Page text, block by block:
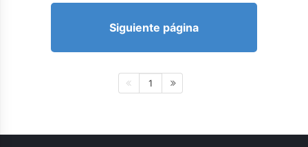
Siguiente página
1